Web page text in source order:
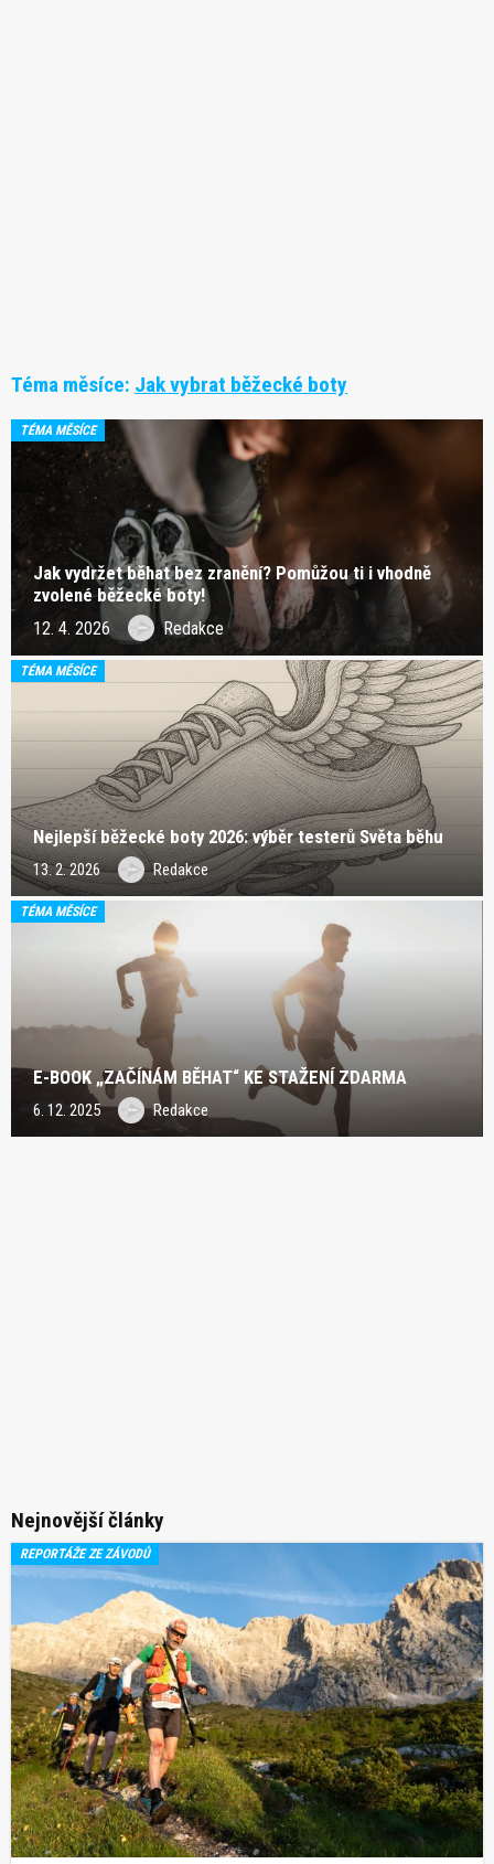
Téma měsíce: Jak vybrat běžecké boty
TÉMA MĚSÍCE
Jak vydržet běhat bez zranění? Pomůžou ti i vhodně
zvolené běžecké boty!
12. 4. 2026 Redakce
TÉMA MĚSÍCE
Nejlepší běžecké boty 2026: výběr testerů Světa běhu
13. 2. 2026 Redakce
TÉMA MĚSÍCE
E-BOOK „ZAČÍNÁM BĚHAT“ KE STAŽENÍ ZDARMA
6. 12. 2025 Redakce
Nejnovější články
REPORTÁŽE ZE ZÁVODŮ